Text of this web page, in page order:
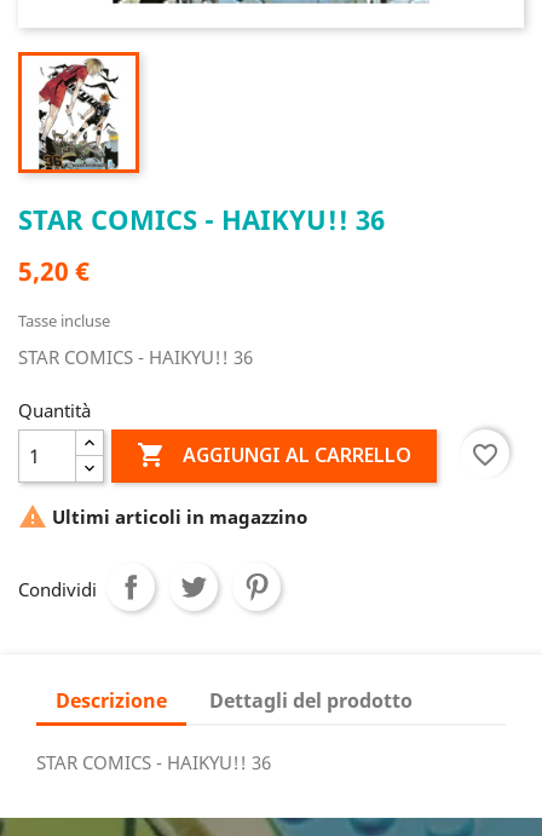
STAR COMICS - HAIKYU!! 36
5,20 €
Tasse incluse
STAR COMICS - HAIKYU!! 36
Quantità
 AGGIUNGI AL CARRELLO favorite_border
 Ultimi articoli in magazzino
Condividi
Descrizione Dettagli del prodotto
STAR COMICS - HAIKYU!! 36